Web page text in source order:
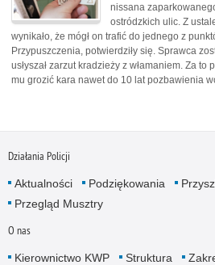
nissana
ostródzkich ulic. Z
wynikało, że mógł on trafić do jednego z
Przypuszczenia, potwierdziły się. Sprawca
usłyszał zarzut kradzieży z włamaniem. Za to
mu grozić kara nawet do 10 lat pozbawienia
Działania Policji
Aktualności Podziękowania
Przegląd Musztry
O nas
Kierownictwo KWP Struktura